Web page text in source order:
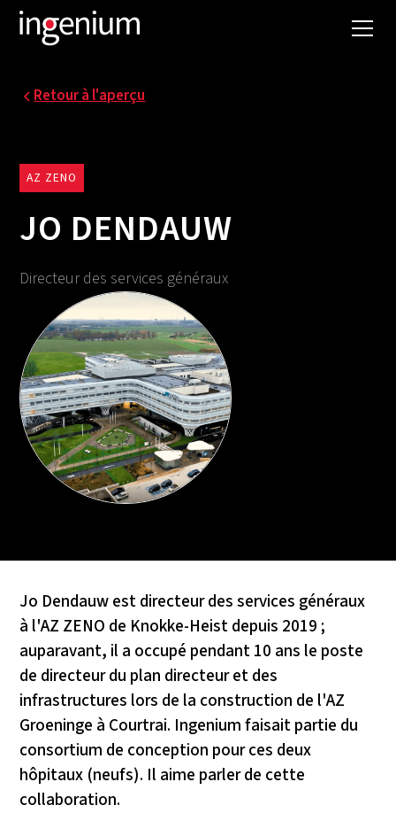
Retour à l'aperçu
AZ ZENO
JO DENDAUW
Directeur des services généraux
Jo Dendauw est directeur des services généraux
à l'AZ ZENO de Knokke-Heist depuis 2019 ;
auparavant, il a occupé pendant 10 ans le poste
de directeur du plan directeur et des
infrastructures lors de la construction de l'AZ
Groeninge à Courtrai. Ingenium faisait partie du
consortium de conception pour ces deux
hôpitaux (neufs). Il aime parler de cette
collaboration.